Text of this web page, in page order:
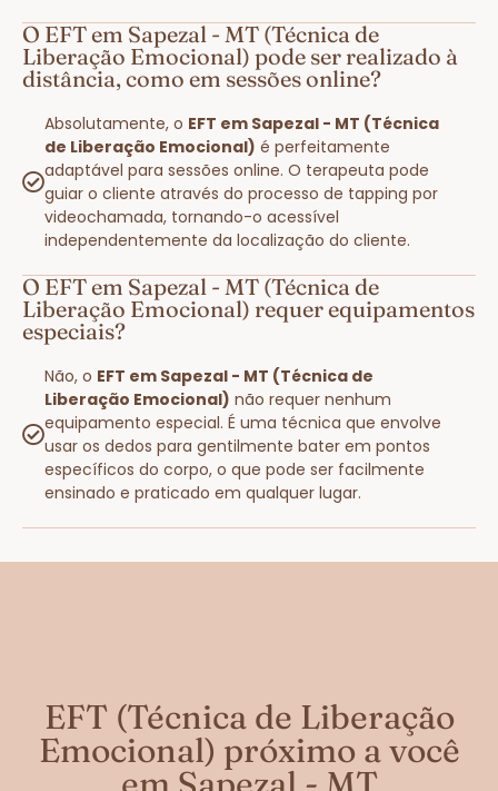
O EFT em Sapezal - MT (Técnica de
Liberação Emocional) pode ser realizado à
distância, como em sessões online?
Absolutamente, o EFT em Sapezal - MT (Técnica
de Liberação Emocional) é perfeitamente
adaptável para sessões online. O terapeuta pode
guiar o cliente através do processo de tapping por
videochamada, tornando-o acessível
independentemente da localização do cliente.
O EFT em Sapezal - MT (Técnica de
Liberação Emocional) requer equipamentos
especiais?
Não, o EFT em Sapezal - MT (Técnica de
Liberação Emocional) não requer nenhum
equipamento especial. É uma técnica que envolve
usar os dedos para gentilmente bater em pontos
específicos do corpo, o que pode ser facilmente
ensinado e praticado em qualquer lugar.
EFT (Técnica de Liberação
Emocional) próximo a você